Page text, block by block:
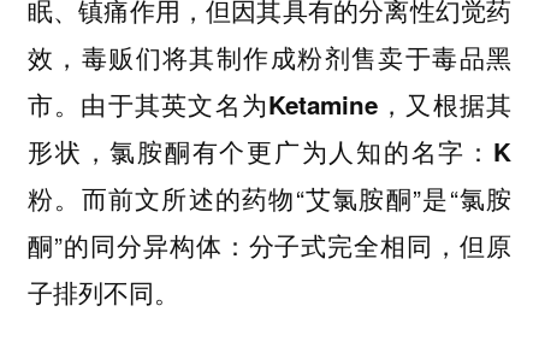
眠、镇痛作用，但因其具有的分离性幻觉药
效，毒贩们将其制作成粉剂售卖于毒品黑
市。由于其英文名为Ketamine，又根据其
形状，氯胺酮有个更广为人知的名字：K
粉。 而前文所述的药物“艾氯胺酮”是“氯胺
酮”的同分异构体：分子式完全相同，但原
子排列不同。